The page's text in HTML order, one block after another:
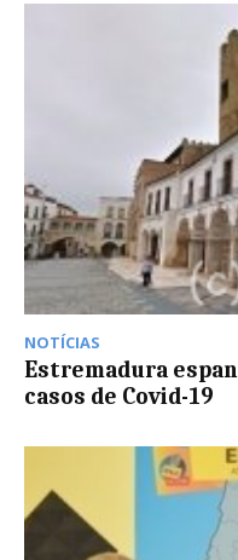
NOTÍCIAS
Estremadura
casos de Covid-19